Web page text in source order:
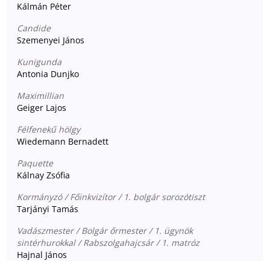
Kálmán Péter
Candide
Szemenyei János
Kunigunda
Antonia Dunjko
Maximillian
Geiger Lajos
Félfenekű hölgy
Wiedemann Bernadett
Paquette
Kálnay Zsófia
Kormányzó / Főinkvizítor / 1. bolgár sorozótiszt
Tarjányi Tamás
Vadászmester / Bolgár őrmester / 1. ügynök
sintérhurokkal / Rabszolgahajcsár / 1. matróz
Hajnal János